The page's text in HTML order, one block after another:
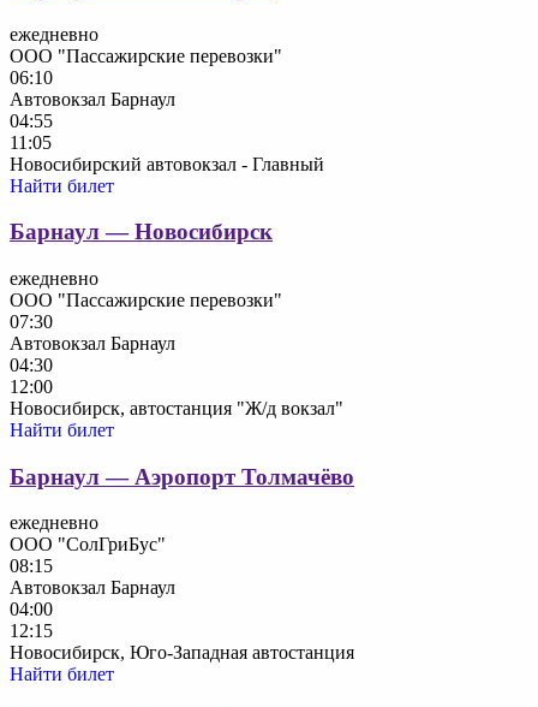
ежедневно
ООО "Пассажирские перевозки"
06:10
Автовокзал Барнаул
04:55
11:05
Новосибирский автовокзал - Главный
Найти билет
Барнаул — Новосибирск
ежедневно
ООО "Пассажирские перевозки"
07:30
Автовокзал Барнаул
04:30
12:00
Новосибирск, автостанция "Ж/д вокзал"
Найти билет
Барнаул — Аэропорт Толмачёво
ежедневно
ООО "СолГриБус"
08:15
Автовокзал Барнаул
04:00
12:15
Новосибирск, Юго-Западная автостанция
Найти билет